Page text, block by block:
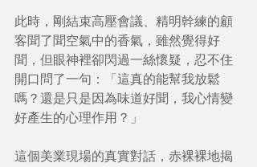
此時，剛結束高壓會議、精明幹練的顧
客聞了聞空氣中的香氣，雖然覺得好
聞，但眼神裡卻閃過一絲懷疑，忍不住
開口問了一句：「這真的能幫我放鬆
嗎？還是只是因為味道好聞，我心情變
好產生的心理作用？」
這個美業現場的真實對話，赤裸裸地揭